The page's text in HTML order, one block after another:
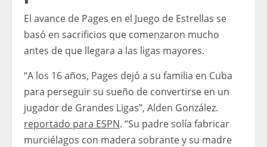
El avance de Pages en el Juego de Estrellas se
basó en sacrificios que comenzaron mucho
antes de que llegara a las ligas mayores.
“A los 16 años, Pages dejó a su familia en Cuba
para perseguir su sueño de convertirse en un
jugador de Grandes Ligas”, Alden González.
reportado para ESPN. “Su padre solía fabricar
murciélagos con madera sobrante y su madre